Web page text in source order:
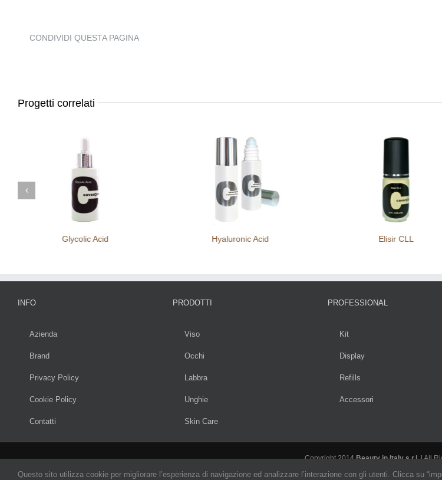
CONDIVIDI QUESTA PAGINA
Progetti correlati
Glycolic Acid Hyaluronic Acid Elisir CLL
INFO
Azienda
Brand
Privacy Policy
Cookie Policy
Contatti
PRODOTTI
Viso
Occhi
Labbra
Unghie
Skin Care
PROFESSIONAL
Kit
Display
Refills
Accessori
Copyright 2014Beauty in Italy s.r.l.| All
Questo sito utilizza cookie per migliorare l’esperienza di navigazione ed analizzare l’interazione con gli utenti. Clicca su